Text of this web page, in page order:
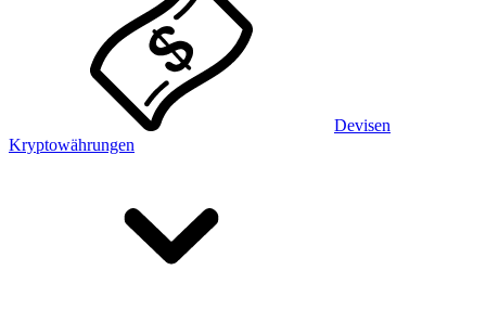
Devisen
Kryptowährungen